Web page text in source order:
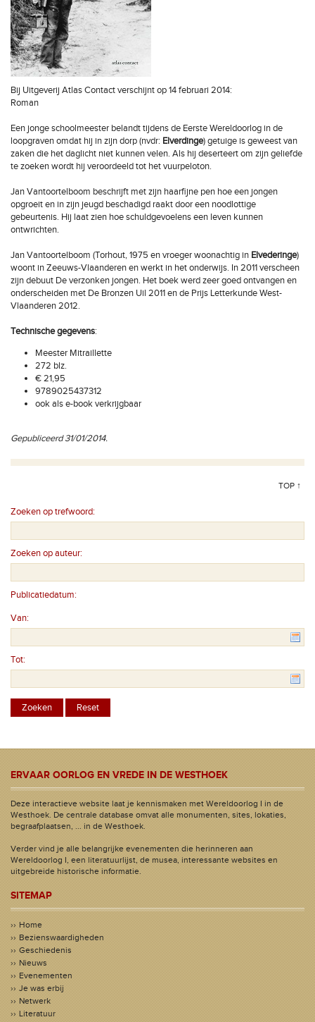
Bij Uitgeverij Atlas Contact verschijnt op 14 februari 2014:
Roman
Een jonge schoolmeester belandt tijdens de Eerste Wereldoorlog in de
loopgraven omdat hij in zijn dorp (nvdr: Elverdinge) getuige is geweest van
zaken die het daglicht niet kunnen velen. Als hij deserteert om zijn geliefde
te zoeken wordt hij veroordeeld tot het vuurpeloton.
Jan Vantoortelboom beschrijft met zijn haarfijne pen hoe een jongen
opgroeit en in zijn jeugd beschadigd raakt door een noodlottige
gebeurtenis. Hij laat zien hoe schuldgevoelens een leven kunnen
ontwrichten.
Jan Vantoortelboom (Torhout, 1975 en vroeger woonachtig in Elvederinge)
woont in Zeeuws-Vlaanderen en werkt in het onderwijs. In 2011 verscheen
zijn debuut De verzonken jongen. Het boek werd zeer goed ontvangen en
onderscheiden met De Bronzen Uil 2011 en de Prijs Letterkunde West-
Vlaanderen 2012.
Technische gegevens:
Meester Mitraillette
272 blz.
€ 21,95
9789025437312
ook als e-book verkrijgbaar
Gepubliceerd 31/01/2014.
TOP ↑
Zoeken op trefwoord:
Zoeken op auteur:
Publicatiedatum:
Van:
Tot:
ERVAAR OORLOG EN VREDE IN DE WESTHOEK
Deze interactieve website laat je kennismaken met Wereldoorlog I in de
Westhoek. De centrale database omvat alle monumenten, sites, lokaties,
begraafplaatsen, ... in de Westhoek.
Verder vind je alle belangrijke evenementen die herinneren aan
Wereldoorlog I, een literatuurlijst, de musea, interessante websites en
uitgebreide historische informatie.
SITEMAP
Home
Bezienswaardigheden
Geschiedenis
Nieuws
Evenementen
Je was erbij
Netwerk
Literatuur